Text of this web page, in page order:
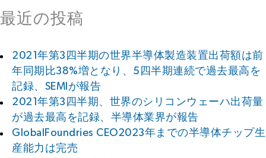
最近の投稿
2021年第3四半期の世界半導体製造装置出荷額は前
年同期比38%増となり、5四半期連続で過去最高を
記録、SEMIが報告
2021年第3四半期、世界のシリコンウェーハ出荷量
が過去最高を記録、半導体業界が報告
GlobalFoundries CEO2023年までの半導体チップ生
産能力は完売